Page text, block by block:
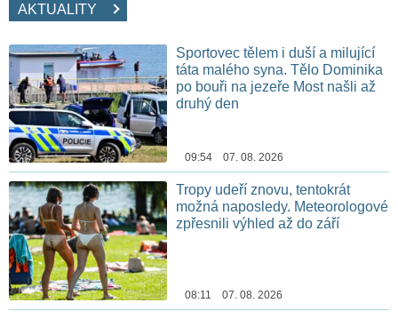
AKTUALITY
Sportovec tělem i duší a milující
táta malého syna. Tělo Dominika
po bouři na jezeře Most našli až
druhý den
09:54 07. 08. 2026
Tropy udeří znovu, tentokrát
možná naposledy. Meteorologové
zpřesnili výhled až do září
08:11 07. 08. 2026